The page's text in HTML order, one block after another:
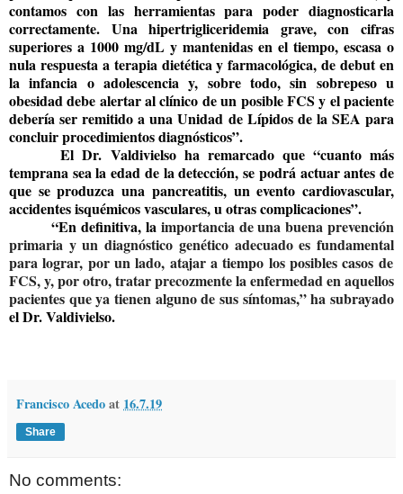
contamos con las herramientas para poder diagnosticarla
correctamente. Una hipertrigliceridemia grave, con cifras
superiores a 1000 mg/dL y mantenidas en el tiempo, escasa o
nula respuesta a terapia dietética y farmacológica, de debut en
la infancia o adolescencia y, sobre todo, sin sobrepeso u
obesidad debe alertar al clínico de un posible FCS y el paciente
debería ser remitido a una Unidad de Lípidos de la SEA para
concluir procedimientos diagnósticos”.
El Dr. Valdivielso ha remarcado que “cuanto más
temprana sea la edad de la detección, se podrá actuar antes de
que se produzca una pancreatitis, un evento cardiovascular,
accidentes isquémicos vasculares, u otras complicaciones”.
“En definitiva, la importancia de una buena prevención
primaria y un diagnóstico genético adecuado es fundamental
para lograr, por un lado, atajar a tiempo los posibles casos de
FCS, y, por otro, tratar precozmente la enfermedad en aquellos
pacientes que ya tienen alguno de sus síntomas,” ha subrayado
el Dr. Valdivielso.
Francisco Acedoat 16.7.19
Share
No comments: